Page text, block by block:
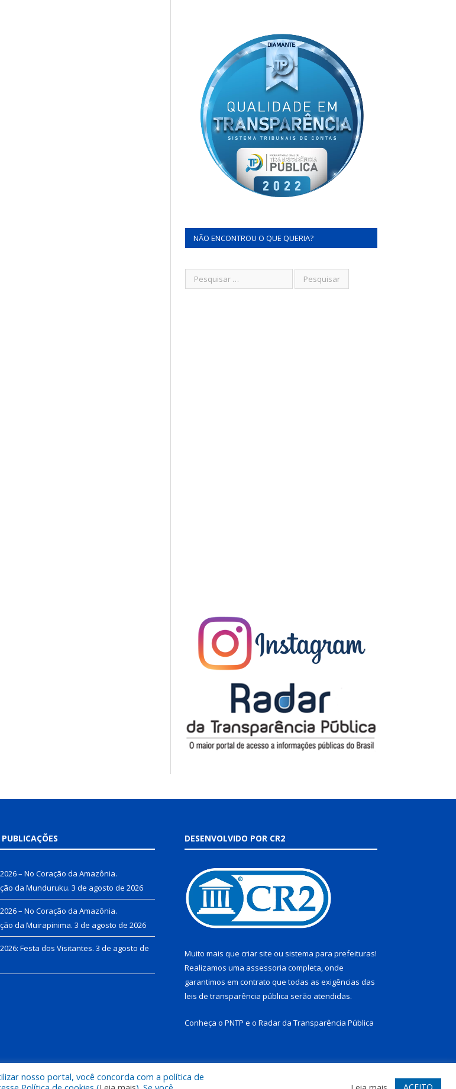
NÃO ENCONTROU O QUE QUERIA?
2026 – No Coração da Amazônia.
da Munduruku. 3 de agosto de 2026
2026 – No Coração da Amazônia.
da Muirapinima. 3 de agosto de 2026
2026: Festa dos Visitantes. 3 de agosto de
DESENVOLVIDO POR CR2
Muito mais que criar site ou sistema para prefeituras!
Realizamos uma assessoria completa, onde
garantimos em contrato que todas as exigências das
leis de transparência pública serão atendidas.
Conheça o PNTP e o Radar da Transparência Pública
Mapa do Site Acessar Webmail
nosso portal, você concorda com a política de
ACEITO